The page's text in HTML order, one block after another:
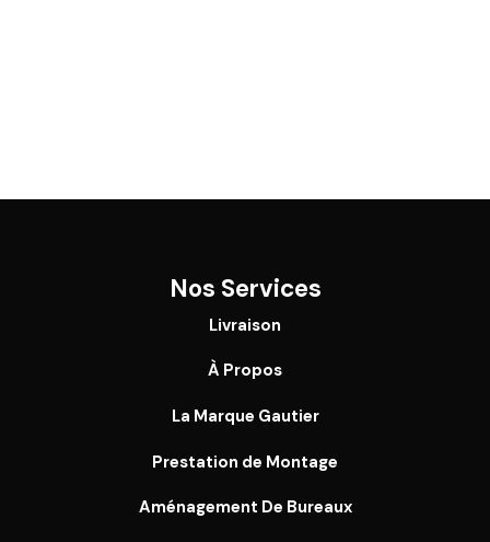
Nos Services
Livraison
À Propos
La Marque Gautier
Prestation de Montage
Aménagement De Bureaux